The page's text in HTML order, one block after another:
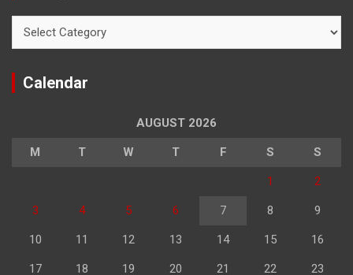
Calendar
AUGUST 2026
M T W T F S S
1 2
3 4 5 6 7 8 9
10 11 12 13 14 15 16
17 18 19 20 21 22 23